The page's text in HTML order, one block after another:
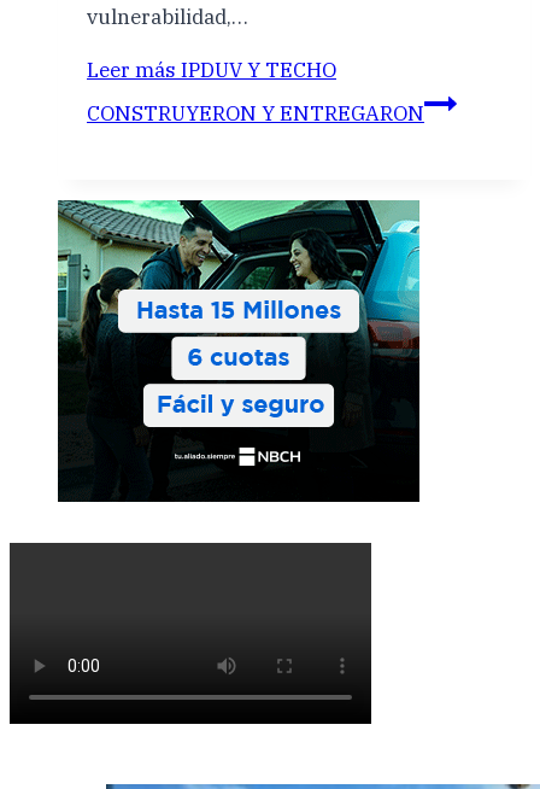
vulnerabilidad,…
Leer más IPDUV Y TECHO
CONSTRUYERON Y ENTREGARON